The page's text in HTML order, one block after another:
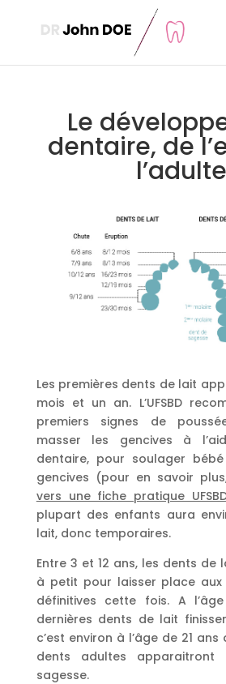
Le
dentaire, de
l’adulte
Les premières dents de lait
mois et un an. L’UFSBD
premiers signes de
masser les gencives à
dentaire, pour soulager
gencives (pour en savoir
vers une fiche pratique
plupart des enfants aura
lait, donc temporaires.
Entre 3 et 12 ans, les dents
à petit pour laisser place aux
définitives cette fois. A
dernières dents de lait
c’est environ à l’âge de 21
dents adultes
sagesse.